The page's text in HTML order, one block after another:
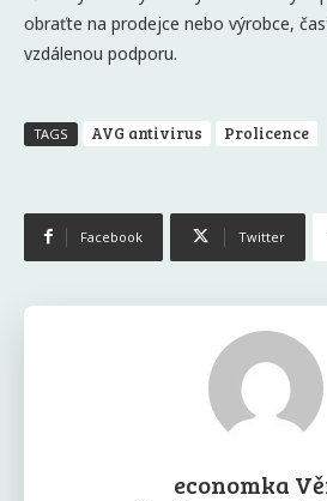
obraťte na prodejce nebo výrobce,
vzdálenou podporu.
TAGS AVG antivirus Prolicence
Facebook Twitter
economka